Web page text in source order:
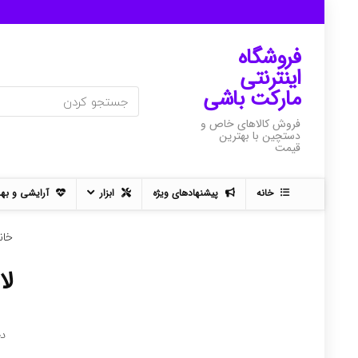
فروشگاه
اینترنتی
مارکت باشی
فروش کالاهای خاص و
دستچین با بهترین
قیمت
خانه پیشنهادهای ویژه ابزار آرایشی و